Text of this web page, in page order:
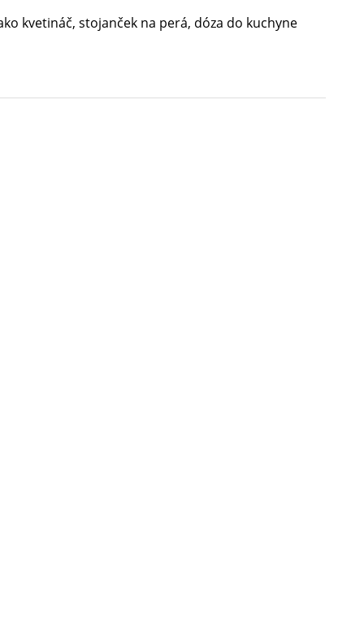
kvetináč, stojanček na perá, dóza do kuchyne